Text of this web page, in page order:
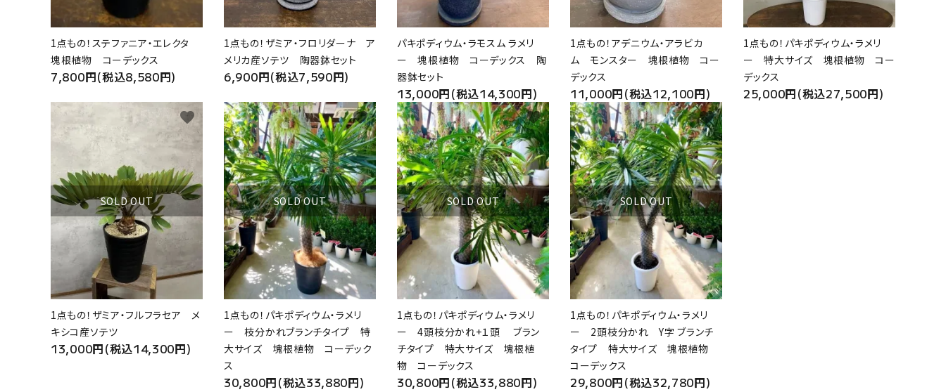
1点もの！ステファニア・エレクタ
塊根植物 コーデックス
7,800円(税込8,580円)
1点もの！ザミア・フロリダーナ ア
メリカ産ソテツ 陶器鉢セット
6,900円(税込7,590円)
パキポディウム・ラモスム ラメリ
ー 塊根植物 コーデックス 陶
器鉢セット
13,000円(税込14,300円)
1点もの！アデニウム・アラビカ
ム モンスター 塊根植物 コー
デックス
11,000円(税込12,100円)
1点もの！パキポディウム・ラメリ
ー 特大サイズ 塊根植物 コー
デックス
25,000円(税込27,500円)
SOLD OUT
1点もの！ザミア・フルフラセア メ
キシコ産ソテツ
13,000円(税込14,300円)
favorite
SOLD OUT
1点もの！パキポディウム・ラメリ
ー 枝分かれブランチタイプ 特
大サイズ 塊根植物 コーデック
ス
30,800円(税込33,880円)
favorite
SOLD OUT
1点もの！パキポディウム・ラメリ
ー 4頭枝分かれ+１頭 ブラン
チタイプ 特大サイズ 塊根植
物 コーデックス
30,800円(税込33,880円)
favorite
SOLD OUT
1点もの！パキポディウム・ラメリ
ー 2頭枝分かれ Y字 ブランチ
タイプ 特大サイズ 塊根植物
コーデックス
29,800円(税込32,780円)
favorite